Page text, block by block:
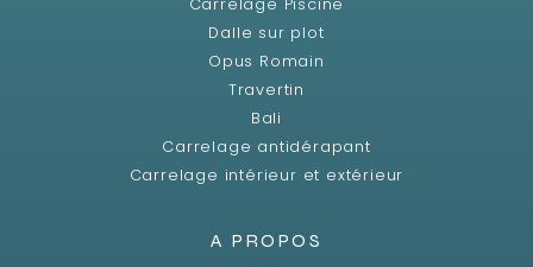
Carrelage Piscine
Dalle sur plot
Opus Romain
Travertin
Bali
Carrelage antidérapant
Carrelage intérieur et extérieur
A PROPOS